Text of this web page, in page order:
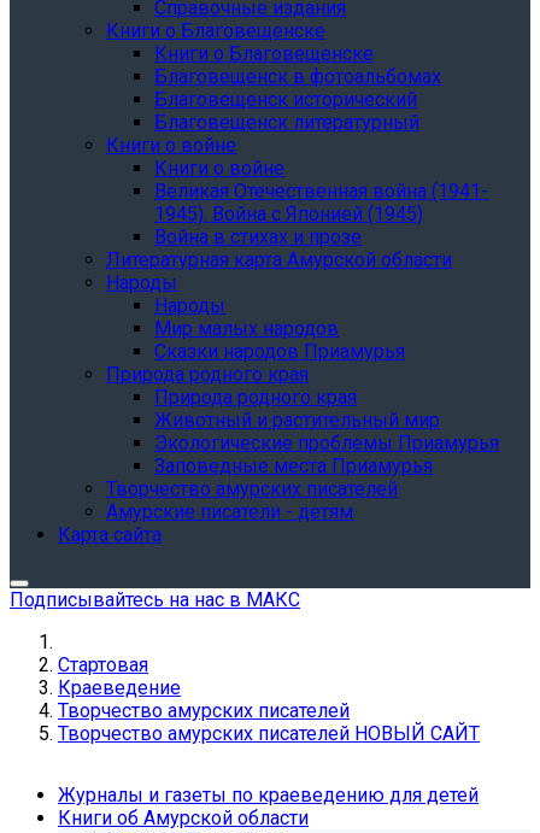
Справочные издания
Книги о Благовещенске
Книги о Благовещенске
Благовещенск в фотоальбомах
Благовещенск исторический
Благовещенск литературный
Книги о войне
Книги о войне
Великая Отечественная война (1941-
1945). Война с Японией (1945)
Война в стихах и прозе
Литературная карта Амурской области
Народы
Народы
Мир малых народов
Сказки народов Приамурья
Природа родного края
Природа родного края
Животный и растительный мир
Экологические проблемы Приамурья
Заповедные места Приамурья
Творчество амурских писателей
Амурские писатели - детям
Карта сайта
Подписывайтесь на нас в МАКС
Стартовая
Краеведение
Творчество амурских писателей
Творчество амурских писателей НОВЫЙ САЙТ
Журналы и газеты по краеведению для детей
Книги об Амурской области